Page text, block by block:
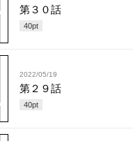
第３０話
40pt
2022/05/19
第２９話
40pt